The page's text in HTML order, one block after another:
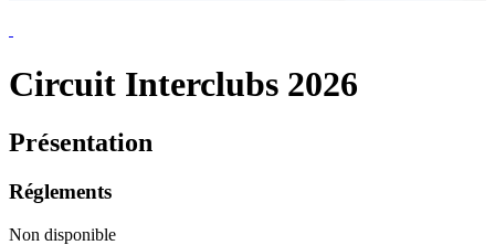
Circuit Interclubs 2026
Présentation
Réglements
Non disponible